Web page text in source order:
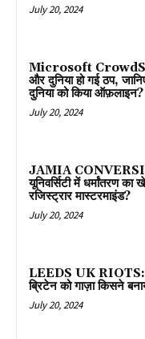
July 20, 2024
Microsoft
और दुनिया हो गई ठप,
दुनिया को किया ऑफ़लाइन?
July 20, 2024
JAMIA
यूनिवर्सिटी में धर्मांतरण
रजिस्ट्रार मास्टरमाइंड?
July 20, 2024
LEEDS UK RIOTS:
ब्रिटेन को गाज़ा किसने
July 20, 2024